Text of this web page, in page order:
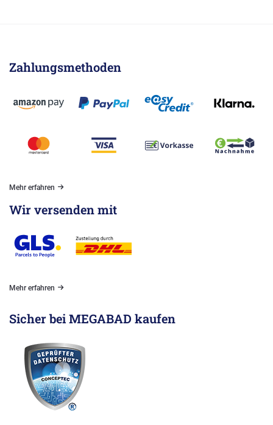
Zahlungsmethoden
Mehr erfahren
Wir versenden mit
Mehr erfahren
Sicher bei MEGABAD kaufen